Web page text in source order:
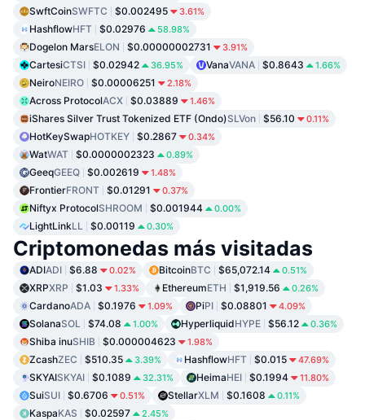
SwftCoinSWFTC $0.002495 3.61%
HashflowHFT $0.02976 58.98%
Dogelon MarsELON $0.00000002731 3.91%
CartesiCTSI $0.02942 36.95% VanaVANA $0.8643 1.66%
NeiroNEIRO $0.00006251 2.18%
Across ProtocolACX $0.03889 1.46%
iShares Silver Trust Tokenized ETF (Ondo)SLVon $56.10 0.11%
HotKeySwapHOTKEY $0.2867 0.34%
WatWAT $0.0000002323 0.89%
GeeqGEEQ $0.002619 1.48%
FrontierFRONT $0.01291 0.37%
Niftyx ProtocolSHROOM $0.001944 0.00%
LightLinkLL $0.00119 0.30%
Criptomonedas más visitadas
ADIADI $6.88 0.02% BitcoinBTC $65,072.14 0.51%
XRPXRP $1.03 1.33% EthereumETH $1,919.56 0.26%
CardanoADA $0.1976 1.09% PiPI $0.08801 4.09%
SolanaSOL $74.08 1.00% HyperliquidHYPE $56.12 0.36%
Shiba inuSHIB $0.000004623 1.98%
ZcashZEC $510.35 3.39% HashflowHFT $0.015 47.69%
SKYAISKYAI $0.1089 32.31% HeimaHEI $0.1994 11.80%
SuiSUI $0.6706 0.51% StellarXLM $0.1608 0.11%
KaspaKAS $0.02597 2.45%